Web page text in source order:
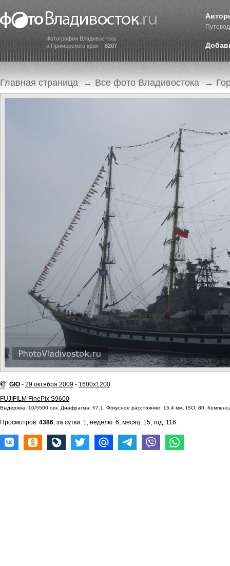
Фотографии Владивостока
и Приморского края – 8207
Главная страница → Все фото Владивостока →
GIO - 29 октября 2009 - 1600x1200
FUJIFILM FinePix S9600
Выдержка: 10/5500 сек. Диафрагма: f/7.1. Фокусное расстояние: 15.4 мм. ISO: 80.
Просмотров: 4386, за сутки: 1, неделю: 6, месяц: 15, год: 116